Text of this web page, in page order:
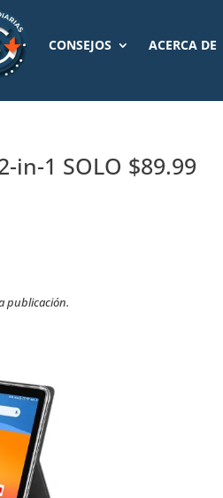
CONSEJOS ACERCA DE
in-1 SOLO $89.99
publicación.